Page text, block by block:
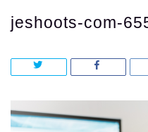
jeshoots-com-